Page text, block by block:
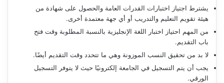
يشترط اجتياز اختبارات القدرات العامة والحصول على شهادة من
هيئة تقويم التعليم والتدريب أو أي جهة معتمدة أخرى.
من المهم احتياز اختبار اللغة الإنجليزية بالنسبة المطلوبة وقت فتح
باب التقديم.
لا بد من تحقيق النسب الموزونة وهي ما تتحدد وقت التقديم أيضًا.
يجب أن يتم التسجيل في الجامعة إلكترونيًا حيث لا يتوفر التسجيل
الورقي.